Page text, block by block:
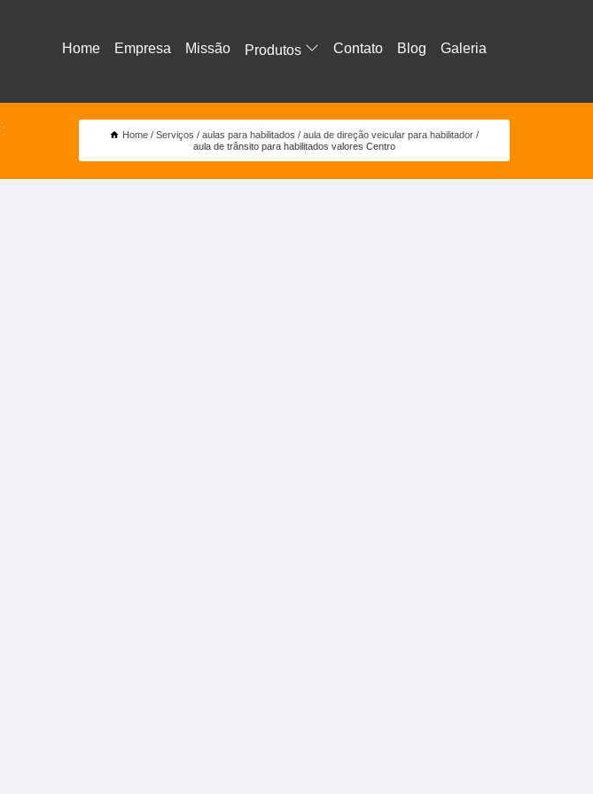
Home Empresa Missão Produtos Contato Blog Galeria
Home Serviços aulas para habilitados
aula de direção veicular para habilitador
aula de trânsito para habilitados valores Centro